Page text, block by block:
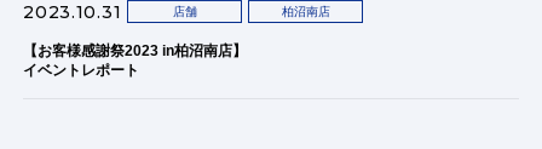
2023.10.31 店舗 柏沼南店
【お客様感謝祭2023 in柏沼南店】
イベントレポート